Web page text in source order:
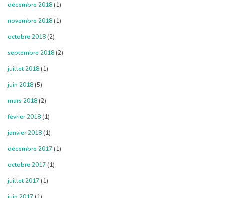
décembre 2018(1)
novembre 2018(1)
octobre 2018(2)
septembre 2018(2)
juillet 2018(1)
juin 2018(5)
mars 2018(2)
février 2018(1)
janvier 2018(1)
décembre 2017(1)
octobre 2017(1)
juillet 2017(1)